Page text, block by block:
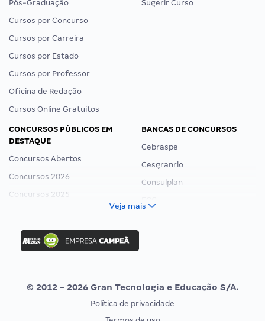
Pós-Graduação
Cursos por Concurso
Cursos por Carreira
Cursos por Estado
Cursos por Professor
Oficina de Redação
Cursos Online Gratuitos
Sugerir Curso
CONCURSOS PÚBLICOS EM
DESTAQUE
Concursos Abertos
Concursos 2026
Concursos 2025
Concurso Ibama
Concurso MPU
Editais publicados
BANCAS DE CONCURSOS
Cebraspe
Cesgranrio
Consulplan
Vunesp
CONCURSOS POR PROFISSÃO EXAME DE ORDEM
Veja mais
© 2012 - 2026 Gran Tecnologia e Educação S/A.
Política de privacidade